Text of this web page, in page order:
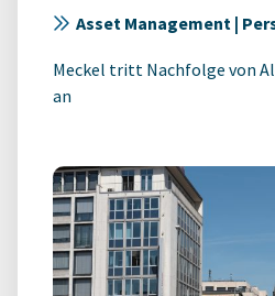
Asset Management |
Meckel tritt Nachfolge von
an